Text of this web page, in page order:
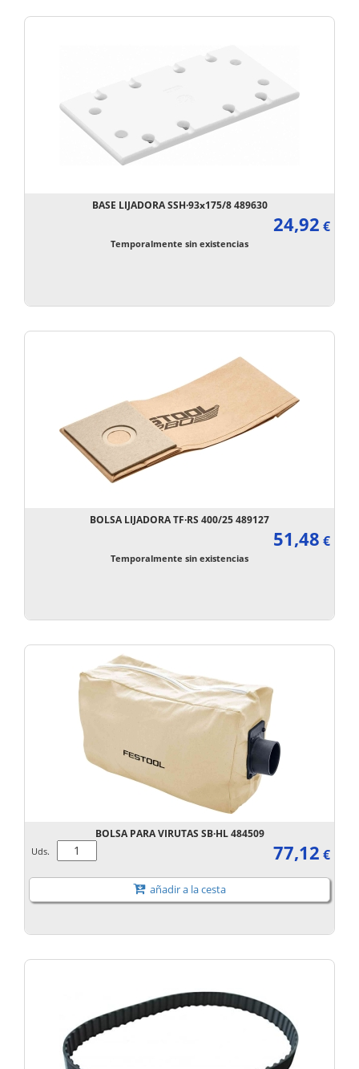
BASE LIJADORA SSH·93x175/8 489630
24,92 €
Temporalmente sin existencias
BOLSA LIJADORA TF·RS 400/25 489127
51,48 €
Temporalmente sin existencias
BOLSA PARA VIRUTAS SB·HL 484509
Uds. 77,12 €
añadir a la cesta